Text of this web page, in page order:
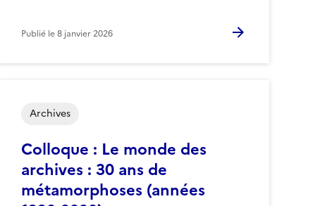
Publié le8 janvier 2026
Colloque : Le monde des
archives : 30 ans de
métamorphoses (années
Archives